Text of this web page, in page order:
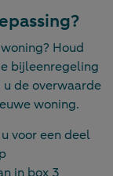
Houd
bijleenregeling
de overwaarde
woning.
voor een deel